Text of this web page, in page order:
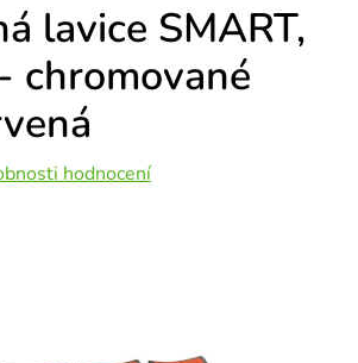
lavice SMART,
chromované
hodnocení